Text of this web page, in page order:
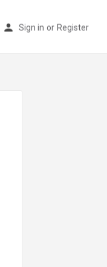
Sign in or Register